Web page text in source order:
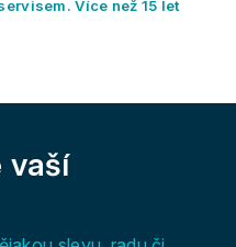
Více než 15 let
vaší